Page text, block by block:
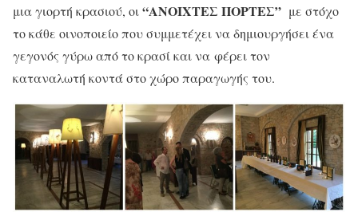
μια γιορτή κρασιού, οι“ΑΝΟΙΧΤΕΣ ΠΟΡΤΕΣ” με στόχο
το κάθε οινοποιείο που συμμετέχει να δημιουργήσει ένα
γεγονός γύρω από το κρασί και να φέρει τον
καταναλωτή κοντά στο χώρο παραγωγής του.